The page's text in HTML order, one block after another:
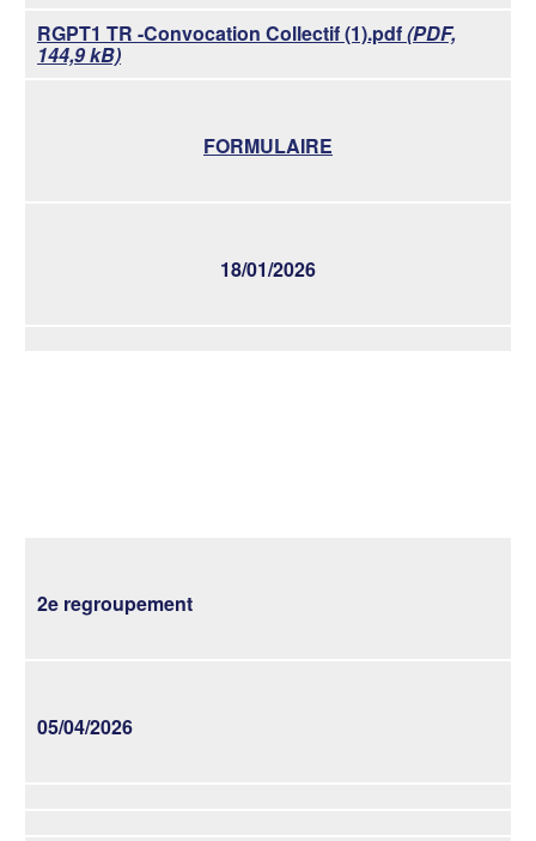
RGPT1 TR -Convocation Collectif (1).pdf(PDF,
144,9 kB)
FORMULAIRE
18/01/2026
2e regroupement
05/04/2026